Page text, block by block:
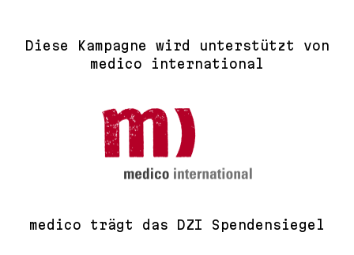
Diese Kampagne wird unterstützt von
medico international
medico trägt das DZI Spendensiegel